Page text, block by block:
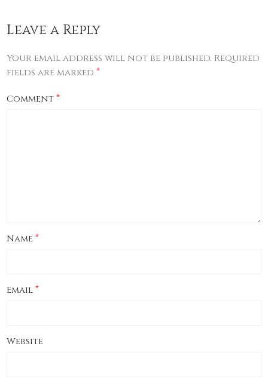
Leave a Reply
Your email address will not be published. Required
fields are marked*
Comment*
Name*
Email*
Website